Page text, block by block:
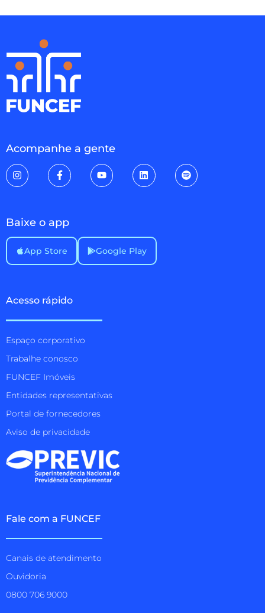
Acompanhe a gente
Baixe o app
App Store Google Play
Acesso rápido
Espaço corporativo
Trabalhe conosco
FUNCEF Imóveis
Entidades representativas
Portal de fornecedores
Aviso de privacidade
Fale com a FUNCEF
Canais de atendimento
Ouvidoria
0800 706 9000